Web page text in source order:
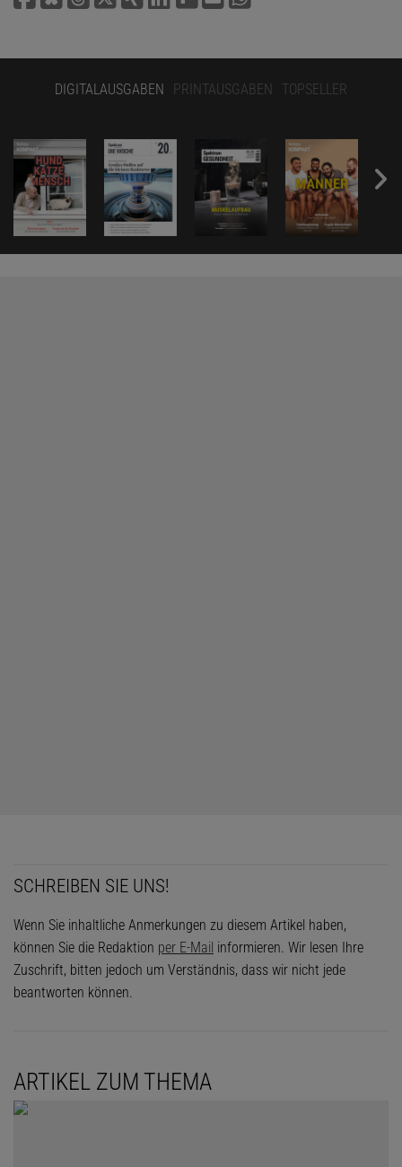
DIGITALAUSGABEN PRINTAUSGABEN TOPSELLER
SCHREIBEN SIE UNS!
Wenn Sie inhaltliche Anmerkungen zu diesem Artikel haben,
können Sie die Redaktion per E-Mail informieren. Wir lesen Ihre
Zuschrift, bitten jedoch um Verständnis, dass wir nicht jede
beantworten können.
ARTIKEL ZUM THEMA